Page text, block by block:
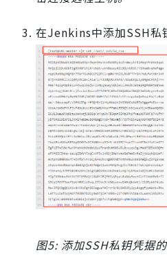
在Jenkins中添加SSH私
图5: 添加SSH私钥凭据